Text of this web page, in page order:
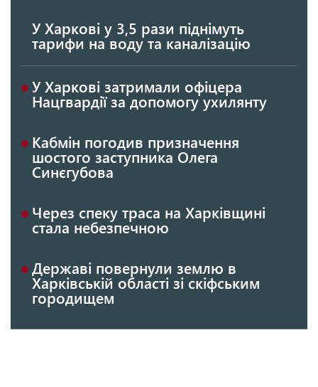
У Харкові у 3,5 рази піднімуть
тарифи на воду та каналізацію
У Харкові затримали офіцера
Нацгвардії за допомогу ухилянту
Кабмін погодив призначення
шостого заступника Олега
Синєгубова
Через спеку траса на Харківщині
стала небезпечною
Державі повернули землю в
Харківській області зі скіфським
городищем